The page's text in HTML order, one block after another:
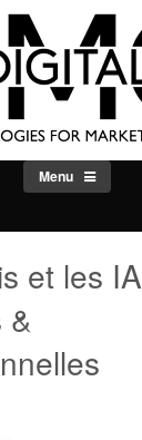
Menu
et les IA